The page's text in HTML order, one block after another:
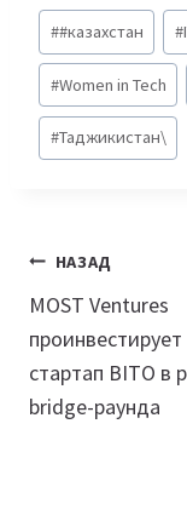
Метки
записи:
##казахстан #
#Women in Tech
#Таджикистан\
по
записям
НАЗАД
MOST Ventures
проинвестирует
стартап BITO в
bridge-раунда